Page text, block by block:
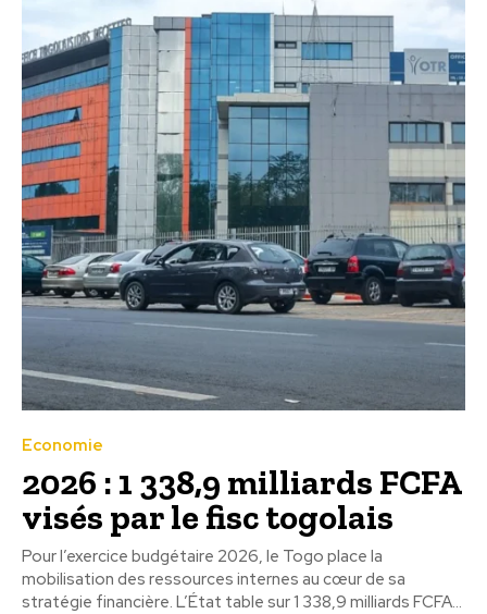
Economie
2026 : 1 338,9 milliards FCFA
visés par le fisc togolais
Pour l’exercice budgétaire 2026, le Togo place la
mobilisation des ressources internes au cœur de sa
stratégie financière. L’État table sur 1 338,9 milliards FCFA...